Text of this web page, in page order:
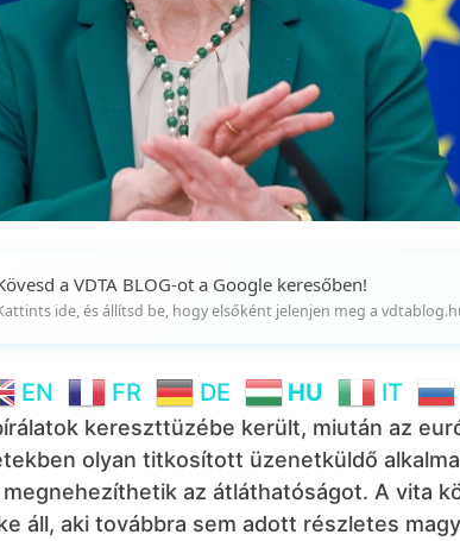
a VDTA BLOG-ot a Google keresőben!
ide, és állítsd be, hogy elsőként jelenjen meg a
EN FR DE HU IT
kereszttüzébe került, miután az
olyan titkosított üzenetküldő
az átláthatóságot. A vita
áll, aki továbbra sem adott részletes